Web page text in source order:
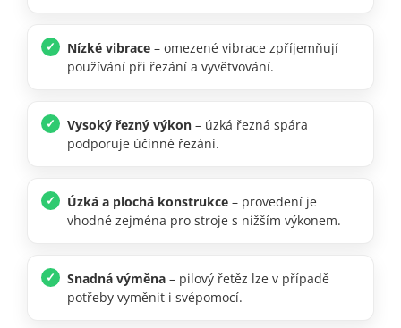
Nízké vibrace – omezené vibrace zpříjemňují
používání při řezání a vyvětvování.
Vysoký řezný výkon – úzká řezná spára
podporuje účinné řezání.
Úzká a plochá konstrukce – provedení je
vhodné zejména pro stroje s nižším výkonem.
Snadná výměna – pilový řetěz lze v případě
potřeby vyměnit i svépomocí.